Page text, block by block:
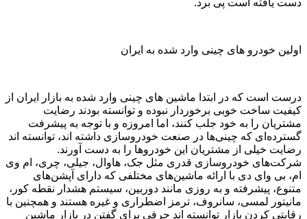
اولین خودرو های چینی وارد شده به ایران
درست است که در ابتدا ماشین ‌های چینی وارد شده به بازار ایران از
کیفیت ساخت خوبی برخوردار نبوده و توانسته بودند رضایت
مشتریان را به خود جلب کنند، اما امروزه و با توجه به پیشرفت
گسترده‌ای که چینی‌ها در صنعت خودروسازی داشته‌ اند، توانسته ‌اند
رضایت خیلی از مشتریان این خودروها را به دست آورند.
شرکت‌های خودروسازی قدری مثل جک، هاوال، جیلی، چری، ام ‌وی‌
ام، بی ‌وای ‌دی با ارائه ماشین‌های مختلفی که دارای آپشن‌های
متنوع، پیشرفته و به‌ روزی مانند دوربین، سیستم هشدار نقطه کور،
مانیتور لمسی، سانروف، ترمز اضطراری و غیره هستند و همچنین با
رقابتی کردن بازار توانسته ‌اند حرفی برای گفتن در بازار ماشین